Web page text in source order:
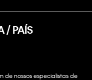
/ PAÍS
de nossos especialistas de